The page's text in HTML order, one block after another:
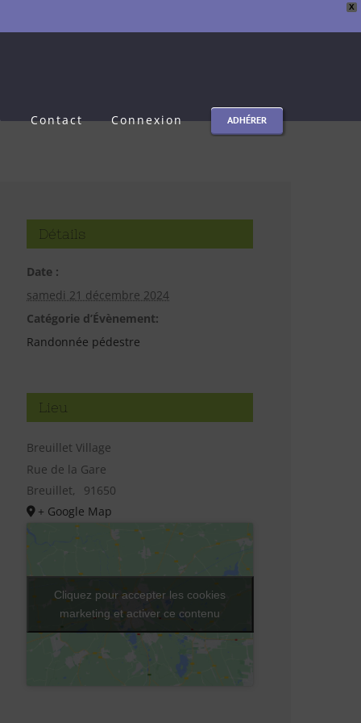
X
Contact Connexion ADHÉRER
Détails
Date :
samedi 21 décembre 2024
Catégorie d’Évènement:
Randonnée pédestre
Lieu
Breuillet Village
Rue de la Gare
Breuillet,
91650
+ Google Map
Cliquez pour accepter les cookies
marketing et activer ce contenu